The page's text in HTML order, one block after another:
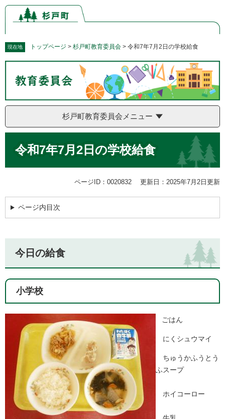
ペ
の
メ
ー
本
現在地 トップページ > 杉戸町教育委員会 > 令和7年7月2日の学校給食
杉戸町教育委員会メニュー
令和7年7月2日の学校給食
ページID：0020832 更新日：2025年7月2日更新
ページ内目次
今日の給食
小学校
ごはん
にくシュウマイ
ちゅうかふうとう
ふスープ
ホイコーロー